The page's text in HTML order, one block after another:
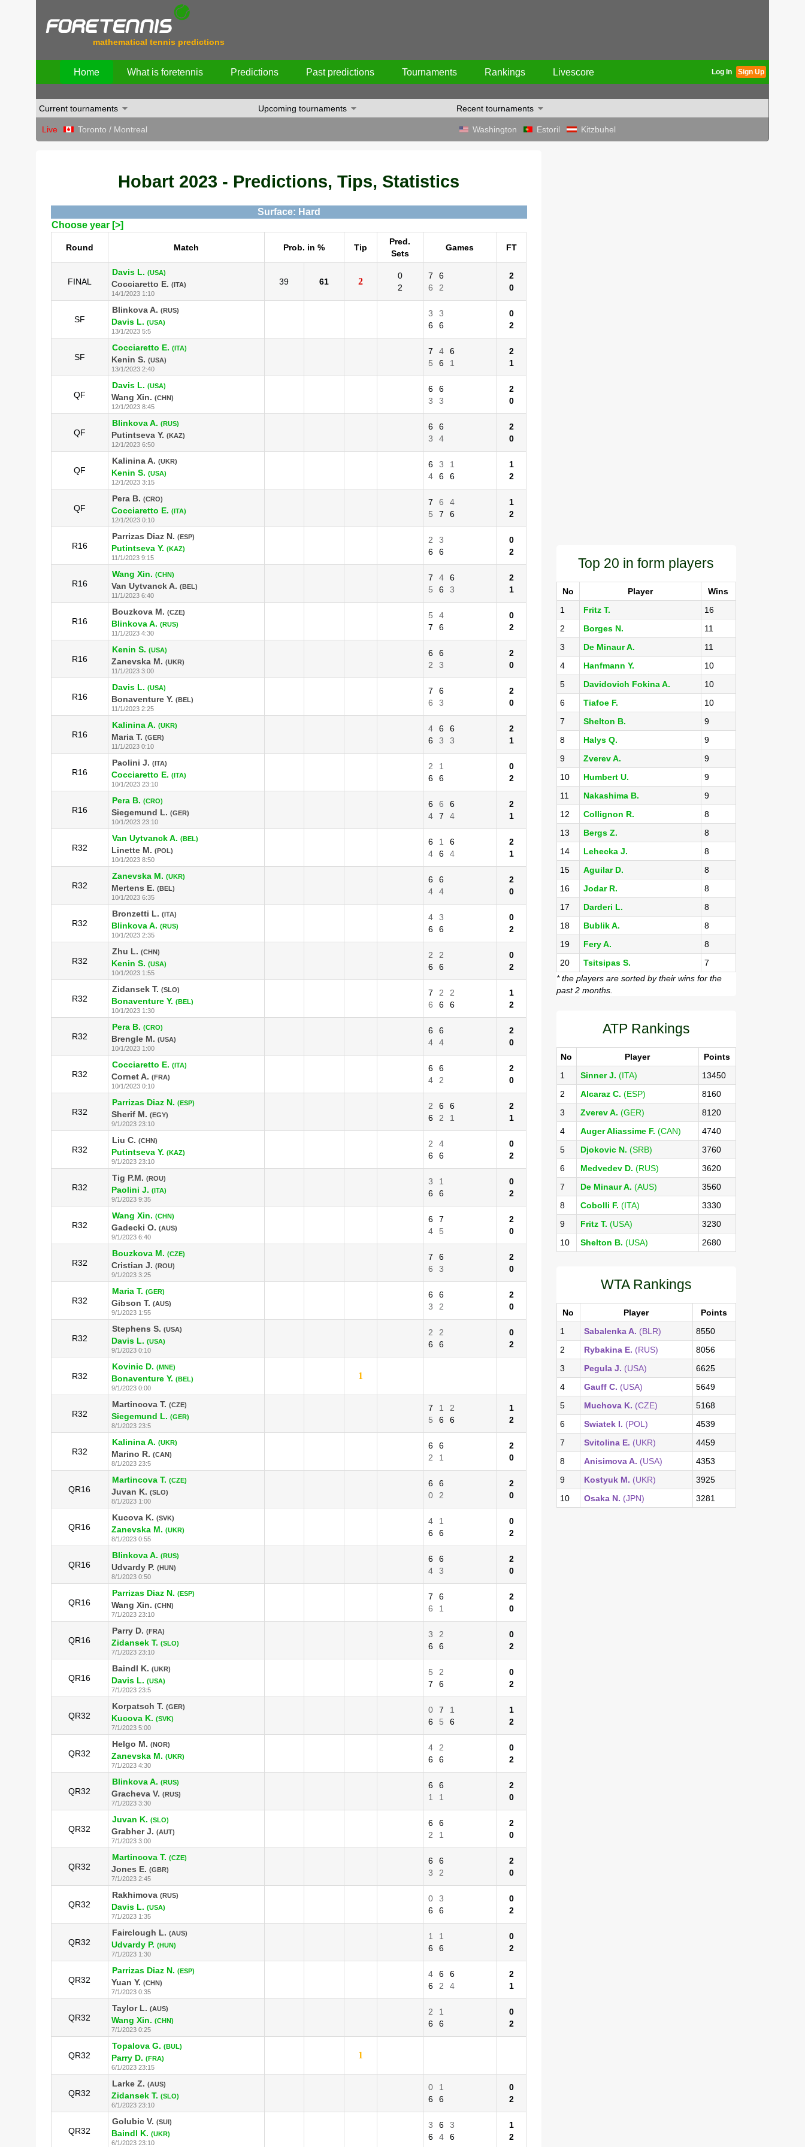
mathematical tennis predictions
Home What is foretennis Predictions Past predictions Tournaments Rankings Livescore Log In Sign Up
Current tournaments Upcoming tournaments Recent tournaments
Live Toronto / Montreal Washington Estoril Kitzbuhel
Hobart 2023 - Predictions, Tips, Statistics
Surface: Hard
Choose year [>]
Round Match Prob. in % Tip
Pred.
Sets
Games FT
FINAL
Davis L. (USA)
Cocciaretto E. (ITA)
14/1/2023 1:10
39 61 2
0
2
7
6
6
2
2
0
SF
Blinkova A. (RUS)
Davis L. (USA)
13/1/2023 5:5
3
3
6
6
0
2
SF
Cocciaretto E. (ITA)
Kenin S. (USA)
13/1/2023 2:40
7 4
6
5
6 1
2
1
QF
Davis L. (USA)
Wang Xin. (CHN)
12/1/2023 8:45
6
6
3
3
2
0
QF
Blinkova A. (RUS)
Putintseva Y. (KAZ)
12/1/2023 6:50
6
6
3
4
2
0
QF
Kalinina A. (UKR)
Kenin S. (USA)
12/1/2023 3:15
6 3
1
4
6 6
1
2
QF
Pera B. (CRO)
Cocciaretto E. (ITA)
12/1/2023 0:10
7 6
4
5
7 6
1
2
R16
Parrizas Diaz N. (ESP)
Putintseva Y. (KAZ)
11/1/2023 9:15
2
3
6
6
0
2
R16
Wang Xin. (CHN)
Van Uytvanck A. (BEL)
11/1/2023 6:40
7 4
6
5
6 3
2
1
R16
Bouzkova M. (CZE)
Blinkova A. (RUS)
11/1/2023 4:30
5
4
7
6
0
2
R16
Kenin S. (USA)
Zanevska M. (UKR)
11/1/2023 3:00
6
6
2
3
2
0
R16
Davis L. (USA)
Bonaventure Y. (BEL)
11/1/2023 2:25
7
6
6
3
2
0
R16
Kalinina A. (UKR)
Maria T. (GER)
11/1/2023 0:10
4 6
6
6
3 3
2
1
R16
Paolini J. (ITA)
Cocciaretto E. (ITA)
10/1/2023 23:10
2
1
6
6
0
2
R16
Pera B. (CRO)
Siegemund L. (GER)
10/1/2023 23:10
6 6
6
4
7 4
2
1
R32
Van Uytvanck A. (BEL)
Linette M. (POL)
10/1/2023 8:50
6 1
6
4
6 4
2
1
R32
Zanevska M. (UKR)
Mertens E. (BEL)
10/1/2023 6:35
6
6
4
4
2
0
R32
Bronzetti L. (ITA)
Blinkova A. (RUS)
10/1/2023 2:35
4
3
6
6
0
2
R32
Zhu L. (CHN)
Kenin S. (USA)
10/1/2023 1:55
2
2
6
6
0
2
R32
Zidansek T. (SLO)
Bonaventure Y. (BEL)
10/1/2023 1:30
7 2
2
6
6 6
1
2
R32
Pera B. (CRO)
Brengle M. (USA)
10/1/2023 1:00
6
6
4
4
2
0
R32
Cocciaretto E. (ITA)
Cornet A. (FRA)
10/1/2023 0:10
6
6
4
2
2
0
R32
Parrizas Diaz N. (ESP)
Sherif M. (EGY)
9/1/2023 23:10
2 6
6
6
2 1
2
1
R32
Liu C. (CHN)
Putintseva Y. (KAZ)
9/1/2023 23:10
2
4
6
6
0
2
R32
Tig P.M. (ROU)
Paolini J. (ITA)
9/1/2023 9:35
3
1
6
6
0
2
R32
Wang Xin. (CHN)
Gadecki O. (AUS)
9/1/2023 6:40
6
7
4
5
2
0
R32
Bouzkova M. (CZE)
Cristian J. (ROU)
9/1/2023 3:25
7
6
6
3
2
0
R32
Maria T. (GER)
Gibson T. (AUS)
9/1/2023 1:55
6
6
3
2
2
0
R32
Stephens S. (USA)
Davis L. (USA)
9/1/2023 0:10
2
2
6
6
0
2
R32
Kovinic D. (MNE)
Bonaventure Y. (BEL)
9/1/2023 0:00
1
R32
Martincova T. (CZE)
Siegemund L. (GER)
8/1/2023 23:5
7 1
2
5
6 6
1
2
R32
Kalinina A. (UKR)
Marino R. (CAN)
8/1/2023 23:5
6
6
2
1
2
0
QR16
Martincova T. (CZE)
Juvan K. (SLO)
8/1/2023 1:00
6
6
0
2
2
0
QR16
Kucova K. (SVK)
Zanevska M. (UKR)
8/1/2023 0:55
4
1
6
6
0
2
QR16
Blinkova A. (RUS)
Udvardy P. (HUN)
8/1/2023 0:50
6
6
4
3
2
0
QR16
Parrizas Diaz N. (ESP)
Wang Xin. (CHN)
7/1/2023 23:10
7
6
6
1
2
0
QR16
Parry D. (FRA)
Zidansek T. (SLO)
7/1/2023 23:10
3
2
6
6
0
2
QR16
Baindl K. (UKR)
Davis L. (USA)
7/1/2023 23:5
5
2
7
6
0
2
QR32
Korpatsch T. (GER)
Kucova K. (SVK)
7/1/2023 5:00
0 7
1
6
5 6
1
2
QR32
Helgo M. (NOR)
Zanevska M. (UKR)
7/1/2023 4:30
4
2
6
6
0
2
QR32
Blinkova A. (RUS)
Gracheva V. (RUS)
7/1/2023 3:30
6
6
1
1
2
0
QR32
Juvan K. (SLO)
Grabher J. (AUT)
7/1/2023 3:00
6
6
2
1
2
0
QR32
Martincova T. (CZE)
Jones E. (GBR)
7/1/2023 2:45
6
6
3
2
2
0
QR32
Rakhimova (RUS)
Davis L. (USA)
7/1/2023 1:35
0
3
6
6
0
2
QR32
Fairclough L. (AUS)
Udvardy P. (HUN)
7/1/2023 1:30
1
1
6
6
0
2
QR32
Parrizas Diaz N. (ESP)
Yuan Y. (CHN)
7/1/2023 0:35
4 6
6
6
2 4
2
1
QR32
Taylor L. (AUS)
Wang Xin. (CHN)
7/1/2023 0:25
2
1
6
6
0
2
QR32
Topalova G. (BUL)
Parry D. (FRA)
6/1/2023 23:15
1
QR32
Larke Z. (AUS)
Zidansek T. (SLO)
6/1/2023 23:10
0
1
6
6
0
2
QR32
Golubic V. (SUI)
Baindl K. (UKR)
6/1/2023 23:10
3 6
3
6
4 6
1
2
Top 20 in form players
No Player
Wins
1
Fritz T.
16
2
Borges N.
11
3
De Minaur A.
11
4
Hanfmann Y.
10
5
Davidovich Fokina A.
10
6
Tiafoe F.
10
7
Shelton B.
9
8
Halys Q.
9
9
Zverev A.
9
10
Humbert U.
9
11
Nakashima B.
9
12
Collignon R.
8
13
Bergs Z.
8
14
Lehecka J.
8
15
Aguilar D.
8
16
Jodar R.
8
17
Darderi L.
8
18
Bublik A.
8
19
Fery A.
8
20
Tsitsipas S.
7
* the players are sorted by their wins for the
past 2 months.
ATP Rankings
No Player
Points
1
Sinner J. (ITA)
13450
2
Alcaraz C. (ESP)
8160
3
Zverev A. (GER)
8120
4
Auger Aliassime F. (CAN)
4740
5
Djokovic N. (SRB)
3760
6
Medvedev D. (RUS)
3620
7
De Minaur A. (AUS)
3560
8
Cobolli F. (ITA)
3330
9
Fritz T. (USA)
3230
10
Shelton B. (USA) 2680
WTA Rankings
No Player
Points
1
Sabalenka A. (BLR)
8550
2
Rybakina E. (RUS)
8056
3
Pegula J. (USA)
6625
4
Gauff C. (USA)
5649
5
Muchova K. (CZE)
5168
6
Swiatek I. (POL)
4539
7
Svitolina E. (UKR)
4459
8
Anisimova A. (USA)
4353
9
Kostyuk M. (UKR)
3925
10
Osaka N. (JPN) 3281